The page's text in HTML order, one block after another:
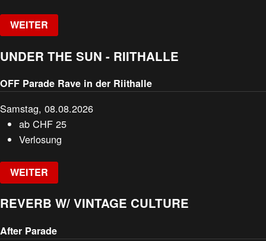
WEITER
UNDER THE SUN - RIITHALLE
OFF Parade Rave in der Riithalle
Samstag, 08.08.2026
abCHF 25
Verlosung
WEITER
REVERB W/ VINTAGE CULTURE
After Parade